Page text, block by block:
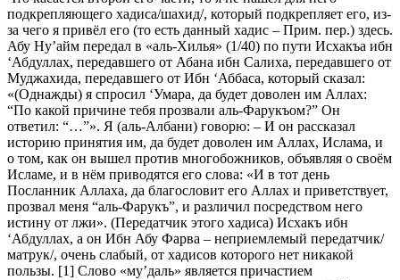
подкрепляющего хадиса/шахид/, который подкрепляет его, из-
за чего я привёл его (то есть данный хадис – Прим. пер.) здесь.
Абу Ну’айм передал в «аль-Хилья» (1/40) по пути Исхакъа ибн
‘Абдуллах, передавшего от Абана ибн Салиха, передавшего от
Муджахида, передавшего от Ибн ‘Аббаса, который сказал:
«(Однажды) я спросил ‘Умара, да будет доволен им Аллах:
“По какой причине тебя прозвали аль-Фарукъом?” Он
ответил: “…”». Я (аль-Албани) говорю: – И он рассказал
историю принятия им, да будет доволен им Аллах, Ислама, и
о том, как он вышел против многобожников, объявляя о своём
Исламе, и в нём приводятся его слова: «И в тот день
Посланник Аллаха, да благословит его Аллах и приветствует,
прозвал меня “аль-Фарукъ”, и различил посредством него
истину от лжи». (Передатчик этого хадиса) Исхакъ ибн
‘Абдуллах, а он Ибн Абу Фарва – неприемлемый передатчик/
матрук/, очень слабый, от хадисов которого нет никакой
пользы. [1] Слово «му’даль» является причастием